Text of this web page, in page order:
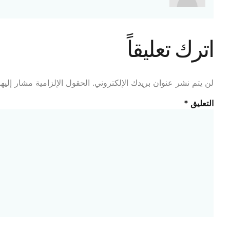
اترك تعليقاً
لن يتم نشر عنوان بريدك الإلكتروني. الحقول الإلزامية مشار
التعليق *